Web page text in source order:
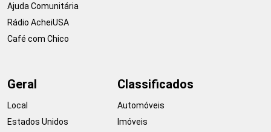
Ajuda Comunitária
Rádio AcheiUSA
Café com Chico
Geral
Local
Estados Unidos
Classificados
Automóveis
Imóveis